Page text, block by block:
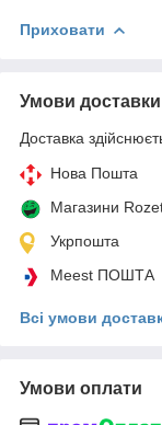
Приховати
Умови доставки
Доставка
Нова Пошта
Магазини
Укрпошта
Meest ПОШТА
Всі умови
Умови оплати